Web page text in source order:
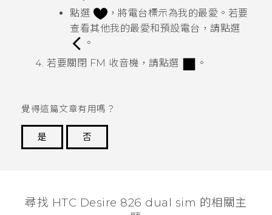
點選
，將電台標示為我的最愛。若要
查看其他我的最愛和預設電台，請點選
。
若要關閉 FM 收音機 ，請點選 。
覺得這篇文章有用嗎？
是
否
尋找 HTC Desire 826 dual sim 的相關主